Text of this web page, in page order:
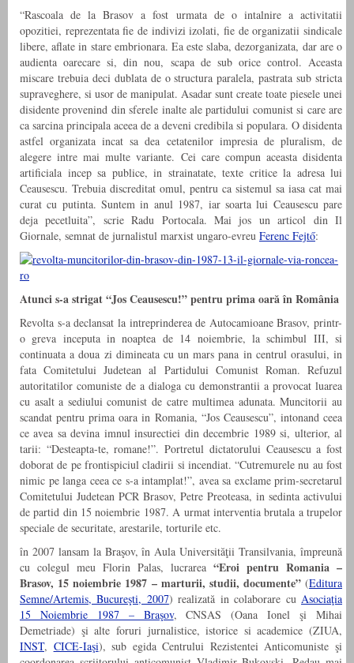
“Rascoala de la Brasov a fost urmata de o intalnire a activitatii
opozitiei, reprezentata fie de indivizi izolati, fie de organizatii sindicale
libere, aflate in stare embrionara. Ea este slaba, dezorganizata, dar are o
audienta oarecare si, din nou, scapa de sub orice control. Aceasta
miscare trebuia deci dublata de o structura paralela, pastrata sub stricta
supraveghere, si usor de manipulat. Asadar sunt create toate piesele unei
disidente provenind din sferele inalte ale partidului comunist si care are
ca sarcina principala aceea de a deveni credibila si populara. O disidenta
astfel organizata incat sa dea cetatenilor impresia de pluralism, de
alegere intre mai multe variante. Cei care compun aceasta disidenta
artificiala incep sa publice, in strainatate, texte critice la adresa lui
Ceausescu. Trebuia discreditat omul, pentru ca sistemul sa iasa cat mai
curat cu putinta. Suntem in anul 1987, iar soarta lui Ceausescu pare
deja pecetluita”, scrie Radu Portocala. Mai jos un articol din Il
Giornale, semnat de jurnalistul marxist ungaro-evreu Ferenc Fejtő:
Atunci s-a strigat “Jos Ceausescu!” pentru prima oară în România
Revolta s-a declansat la intreprinderea de Autocamioane Brasov, printr-
o greva inceputa in noaptea de 14 noiembrie, la schimbul III, si
continuata a doua zi dimineata cu un mars pana in centrul orasului, in
fata Comitetului Judetean al Partidului Comunist Roman. Refuzul
autoritatilor comuniste de a dialoga cu demonstrantii a provocat luarea
cu asalt a sediului comunist de catre multimea adunata. Muncitorii au
scandat pentru prima oara in Romania, “Jos Ceausescu”, intonand ceea
ce avea sa devina imnul insurectiei din decembrie 1989 si, ulterior, al
tarii: “Desteapta-te, romane!”. Portretul dictatorului Ceausescu a fost
doborat de pe frontispiciul cladirii si incendiat. “Cutremurele nu au fost
nimic pe langa ceea ce s-a intamplat!”, avea sa exclame prim-secretarul
Comitetului Judetean PCR Brasov, Petre Preoteasa, in sedinta activului
de partid din 15 noiembrie 1987. A urmat interventia brutala a trupelor
speciale de securitate, arestarile, torturile etc.
în 2007 lansam la Braşov, în Aula Universităţii Transilvania, împreună
cu colegul meu Florin Palas, lucrarea “Eroi pentru Romania –
Brasov, 15 noiembrie 1987 – marturii, studii, documente”(Editura
Semne/Artemis, Bucureşti, 2007) realizată in colaborare cuAsociaţia
15 Noiembrie 1987 – Braşov, CNSAS (Oana Ionel şi Mihai
Demetriade) şi alte foruri jurnalistice, istorice si academice (ZIUA,
INST, CICE-Iaşi), sub egida Centrului Rezistentei Anticomuniste şi